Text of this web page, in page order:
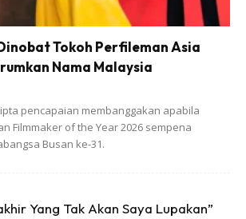
Tokoh Perfileman Asia
Nama Malaysia
pencapaian membanggakan apabila
Filmmaker of the Year 2026 sempena
Busan ke-31.
Yang Tak Akan Saya Lupakan”